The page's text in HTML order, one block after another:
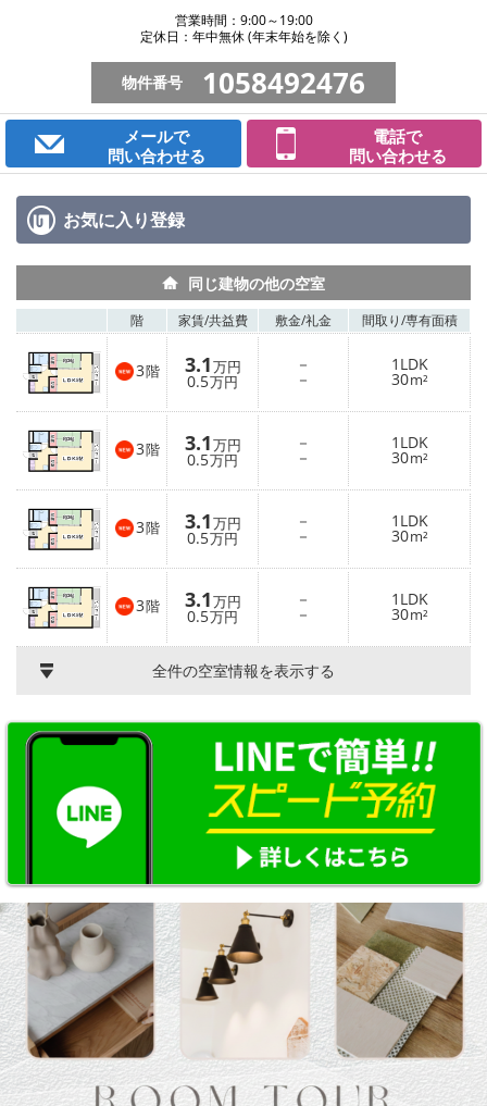
営業時間：9:00～19:00
定休日：年中無休 (年末年始を除く)
物件番号 1058492476
メールで
問い合わせる
電話で
問い合わせる
お気に入り登録
同じ建物の他の空室
階 家賃/共益費 敷金/礼金 間取り/専有面積
3階 3.1万円
0.5万円
－
－
1LDK
30m²
3階 3.1万円
0.5万円
－
－
1LDK
30m²
3階 3.1万円
0.5万円
－
－
1LDK
30m²
3階 3.1万円
0.5万円
－
－
1LDK
30m²
全件の空室情報を表示する